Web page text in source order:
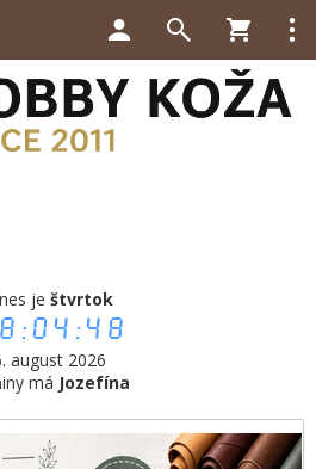
je štvrtok
august 2026
má Jozefína